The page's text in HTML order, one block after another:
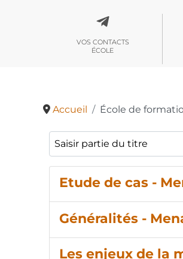
VOS CONTACTS
ÉCOLE
Accueil École de
Saisir partie du titre
Etude de cas -
Généralités -
Les enjeux de la